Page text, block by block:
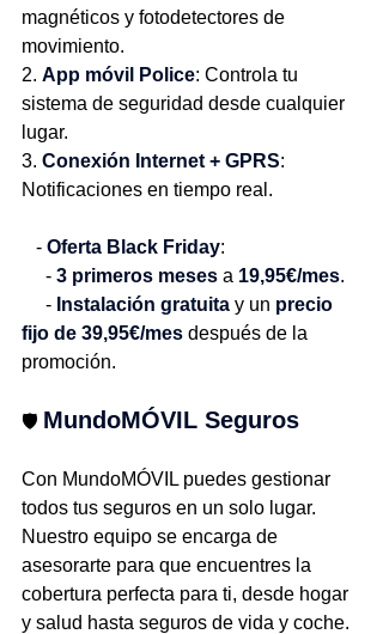
magnéticos y fotodetectores de
movimiento.
2. App móvil Police: Controla tu
sistema de seguridad desde cualquier
lugar.
3. Conexión Internet + GPRS:
Notificaciones en tiempo real.
   -
Oferta Black Friday:
     -
3 primeros meses a 19,95€/mes.
     -
Instalación gratuita y un precio
fijo de 39,95€/mes después de la
promoción.
🛡️ MundoMÓVIL Seguros
Con MundoMÓVIL puedes gestionar
todos tus seguros en un solo lugar.
Nuestro equipo se encarga de
asesorarte para que encuentres la
cobertura perfecta para ti, desde hogar
y salud hasta seguros de vida y coche.